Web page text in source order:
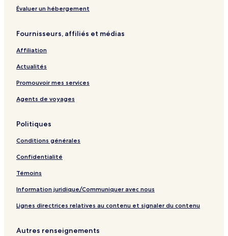
Évaluer un hébergement
Fournisseurs, affiliés et médias
Affiliation
Actualités
Promouvoir mes services
Agents de voyages
Politiques
Conditions générales
Confidentialité
Témoins
Information juridique/Communiquer avec nous
Lignes directrices relatives au contenu et signaler du contenu
Autres renseignements